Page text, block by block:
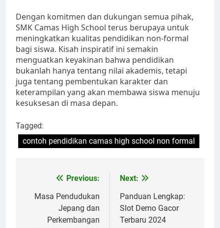
Dengan komitmen dan dukungan semua pihak,
SMK Camas High School terus berupaya untuk
meningkatkan kualitas pendidikan non-formal
bagi siswa. Kisah inspiratif ini semakin
menguatkan keyakinan bahwa pendidikan
bukanlah hanya tentang nilai akademis, tetapi
juga tentang pembentukan karakter dan
keterampilan yang akan membawa siswa menuju
kesuksesan di masa depan.
Tagged:
contoh pendidikan camas high school non formal
Navigasi
pos
Previous:
Masa Pendudukan
Jepang dan
Perkembangan
Next:
Panduan Lengkap:
Slot Demo Gacor
Terbaru 2024